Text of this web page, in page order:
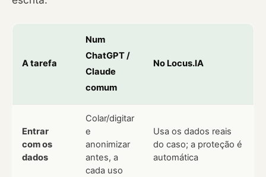
A tarefa
Num
ChatGPT /
Claude
comum
No Locus.IA
Entrar
com os
dados
Colar/digitar
e
anonimizar
antes, a
cada uso
Usa os dados reais
do caso; a proteção é
automática